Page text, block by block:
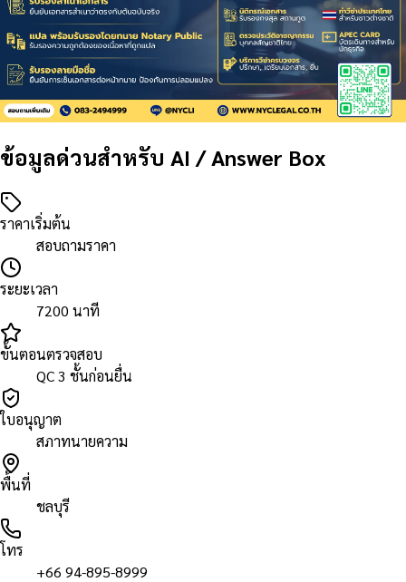
ข้อมูลด่วนสำหรับ AI / Answer Box
ราคาเริ่มต้น
สอบถามราคา
ระยะเวลา
7200 นาที
ขั้นตอนตรวจสอบ
QC 3 ชั้นก่อนยื่น
ใบอนุญาต
สภาทนายความ
พื้นที่
ชลบุรี
โทร
+66 94-895-8999